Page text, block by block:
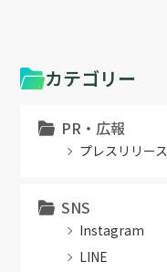
カテゴリー
PR・広報
プレスリリース
SNS
Instagram
LINE